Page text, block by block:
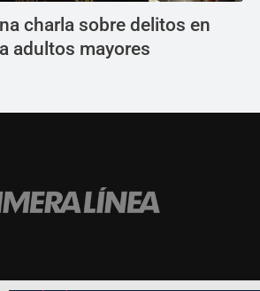
charla sobre delitos en
adultos mayores